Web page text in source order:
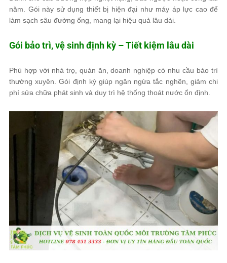
năm. Gói này sử dụng thiết bị hiện đại như máy áp lực cao để
làm sạch sâu đường ống, mang lại hiệu quả lâu dài.
Gói bảo trì, vệ sinh định kỳ – Tiết kiệm lâu dài
Phù hợp với nhà trọ, quán ăn, doanh nghiệp có nhu cầu bảo trì
thường xuyên. Gói định kỳ giúp ngăn ngừa tắc nghẽn, giảm chi
phí sửa chữa phát sinh và duy trì hệ thống thoát nước ổn định.